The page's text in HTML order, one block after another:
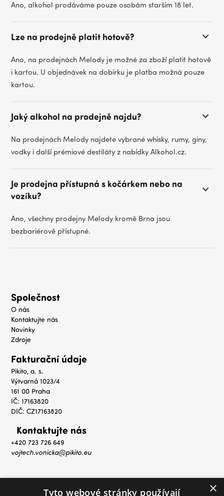
Ano, alkohol prodáváme pouze osobám starším 18 let.
Lze na prodejně platit hotově?
Ano, na prodejnách Melody je možné za zboží platit hotově
i kartou. U objednávek na dobírku je platba možná pouze
kartou.
Jaký alkohol na prodejně najdu?
Na prodejnách Melody najdete vybrané whisky, rumy, giny,
vodky i další prémiové destiláty z nabídky Alkohol.cz.
Je prodejna přístupná s kočárkem nebo na
vozíku?
Ano, všechny prodejny Melody kromě Brna jsou
bezbariérově přístupné.
Společnost
O nás
Kontaktujte nás
Novinky
Zdroje
Fakturační údaje
Pikito, a. s.
Výtvarná 1023/4
161 00 Praha
IČ: 17163820
DIČ: CZ17163820
Kontaktujte nás
+420 723 726 649
vojtech.vonicka@pikito.eu
×
Tyto webové stránky používají